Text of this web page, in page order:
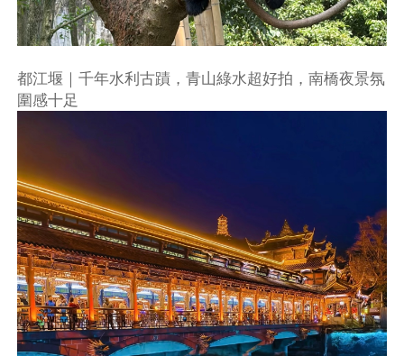
都江堰｜千年水利古蹟，青山綠水超好拍，南橋夜景氛
圍感十足